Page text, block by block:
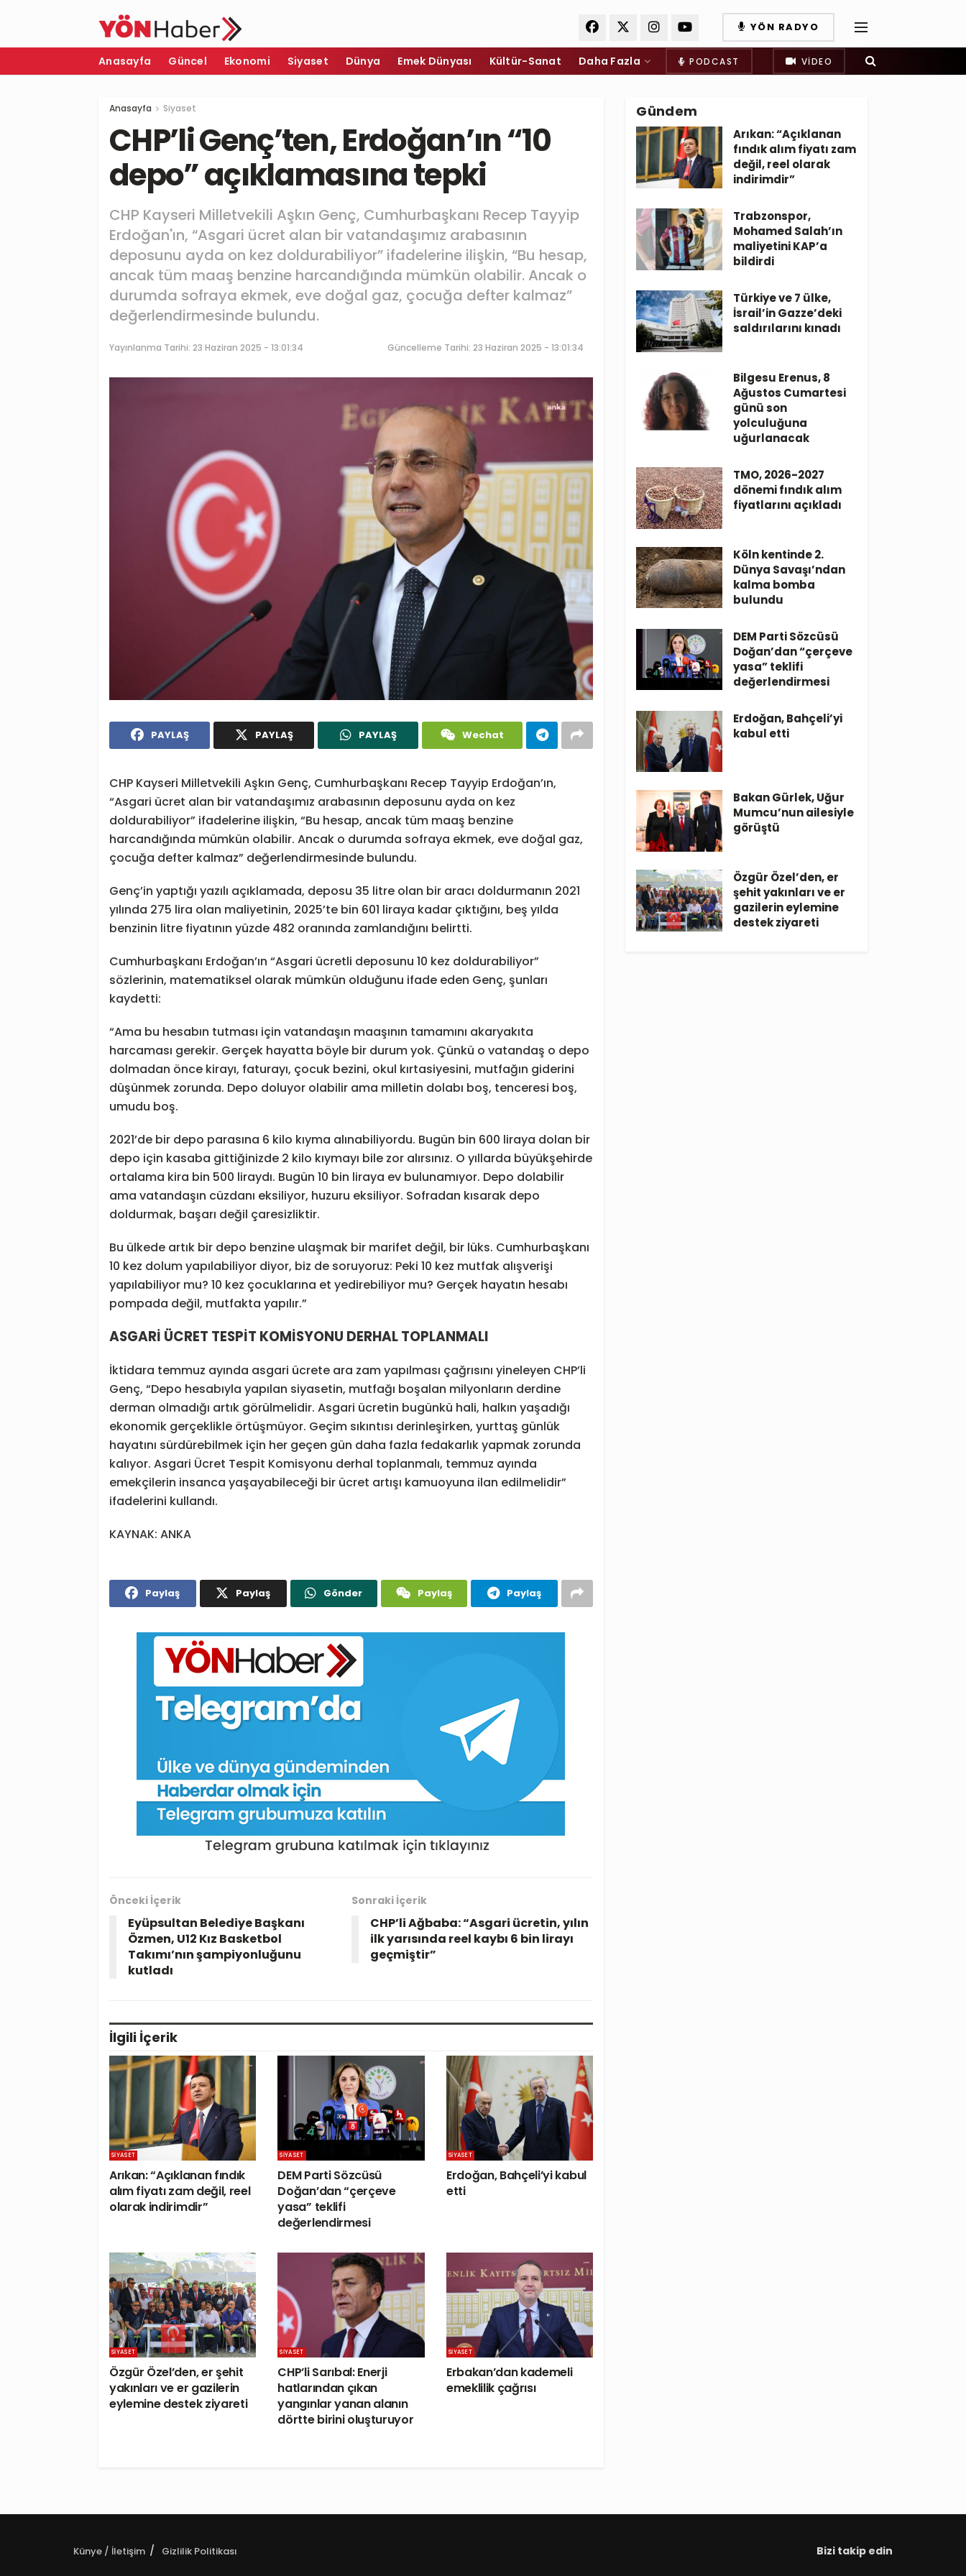
YÖN RADYO
Anasayfa Güncel Ekonomi Siyaset Dünya Emek Dünyası Kültür-Sanat Daha Fazla PODCAST VIDEO
Anasayfa Siyaset
CHP’li Genç’ten, Erdoğan’ın “10
depo” açıklamasına tepki
CHP Kayseri Milletvekili Aşkın Genç, Cumhurbaşkanı Recep Tayyip
Erdoğan'ın, “Asgari ücret alan bir vatandaşımız arabasının
deposunu ayda on kez doldurabiliyor” ifadelerine ilişkin, “Bu hesap,
ancak tüm maaş benzine harcandığında mümkün olabilir. Ancak o
durumda sofraya ekmek, eve doğal gaz, çocuğa defter kalmaz”
değerlendirmesinde bulundu.
Yayınlanma Tarihi: 23 Haziran 2025 - 13:01:34 Güncelleme Tarihi: 23 Haziran 2025 - 13:01:34
PAYLAŞ PAYLAŞ PAYLAŞ Wechat
CHP Kayseri Milletvekili Aşkın Genç, Cumhurbaşkanı Recep Tayyip Erdoğan’ın,
“Asgari ücret alan bir vatandaşımız arabasının deposunu ayda on kez
doldurabiliyor” ifadelerine ilişkin, “Bu hesap, ancak tüm maaş benzine
harcandığında mümkün olabilir. Ancak o durumda sofraya ekmek, eve doğal gaz,
çocuğa defter kalmaz” değerlendirmesinde bulundu.
Genç’in yaptığı yazılı açıklamada, deposu 35 litre olan bir aracı doldurmanın 2021
yılında 275 lira olan maliyetinin, 2025’te bin 601 liraya kadar çıktığını, beş yılda
benzinin litre fiyatının yüzde 482 oranında zamlandığını belirtti.
Cumhurbaşkanı Erdoğan’ın “Asgari ücretli deposunu 10 kez doldurabiliyor”
sözlerinin, matematiksel olarak mümkün olduğunu ifade eden Genç, şunları
kaydetti:
“Ama bu hesabın tutması için vatandaşın maaşının tamamını akaryakıta
harcaması gerekir. Gerçek hayatta böyle bir durum yok. Çünkü o vatandaş o depo
dolmadan önce kirayı, faturayı, çocuk bezini, okul kırtasiyesini, mutfağın giderini
düşünmek zorunda. Depo doluyor olabilir ama milletin dolabı boş, tenceresi boş,
umudu boş.
2021’de bir depo parasına 6 kilo kıyma alınabiliyordu. Bugün bin 600 liraya dolan bir
depo için kasaba gittiğinizde 2 kilo kıymayı bile zor alırsınız. O yıllarda büyükşehirde
ortalama kira bin 500 liraydı. Bugün 10 bin liraya ev bulunamıyor. Depo dolabilir
ama vatandaşın cüzdanı eksiliyor, huzuru eksiliyor. Sofradan kısarak depo
doldurmak, başarı değil çaresizliktir.
Bu ülkede artık bir depo benzine ulaşmak bir marifet değil, bir lüks. Cumhurbaşkanı
10 kez dolum yapılabiliyor diyor, biz de soruyoruz: Peki 10 kez mutfak alışverişi
yapılabiliyor mu? 10 kez çocuklarına et yedirebiliyor mu? Gerçek hayatın hesabı
pompada değil, mutfakta yapılır.”
ASGARİ ÜCRET TESPİT KOMİSYONU DERHAL TOPLANMALI
İktidara temmuz ayında asgari ücrete ara zam yapılması çağrısını yineleyen CHP’li
Genç, “Depo hesabıyla yapılan siyasetin, mutfağı boşalan milyonların derdine
derman olmadığı artık görülmelidir. Asgari ücretin bugünkü hali, halkın yaşadığı
ekonomik gerçeklikle örtüşmüyor. Geçim sıkıntısı derinleşirken, yurttaş günlük
hayatını sürdürebilmek için her geçen gün daha fazla fedakarlık yapmak zorunda
kalıyor. Asgari Ücret Tespit Komisyonu derhal toplanmalı, temmuz ayında
emekçilerin insanca yaşayabileceği bir ücret artışı kamuoyuna ilan edilmelidir”
ifadelerini kullandı.
KAYNAK: ANKA
Paylaş Paylaş Gönder Paylaş Paylaş
Önceki İçerik
Eyüpsultan Belediye Başkanı
Özmen, U12 Kız Basketbol
Takımı’nın şampiyonluğunu
kutladı
Sonraki İçerik
CHP’li Ağbaba: “Asgari ücretin, yılın
ilk yarısında reel kaybı 6 bin lirayı
geçmiştir”
İlgili İçerik
SIYASET
Arıkan: “Açıklanan fındık
alım fiyatı zam değil, reel
olarak indirimdir”
SIYASET
DEM Parti Sözcüsü
Doğan’dan “çerçeve
yasa” teklifi
değerlendirmesi
SIYASET
Erdoğan, Bahçeli’yi kabul
etti
SIYASET
Özgür Özel’den, er şehit
yakınları ve er gazilerin
eylemine destek ziyareti
SIYASET
CHP’li Sarıbal: Enerji
hatlarından çıkan
yangınlar yanan alanın
dörtte birini oluşturuyor
SIYASET
Erbakan’dan kademeli
emeklilik çağrısı
Gündem
Arıkan: “Açıklanan
fındık alım fiyatı zam
değil, reel olarak
indirimdir”
Trabzonspor,
Mohamed Salah’ın
maliyetini KAP’a
bildirdi
Türkiye ve 7 ülke,
İsrail’in Gazze’deki
saldırılarını kınadı
Bilgesu Erenus, 8
Ağustos Cumartesi
günü son
yolculuğuna
uğurlanacak
TMO, 2026-2027
dönemi fındık alım
fiyatlarını açıkladı
Köln kentinde 2.
Dünya Savaşı’ndan
kalma bomba
bulundu
DEM Parti Sözcüsü
Doğan’dan “çerçeve
yasa” teklifi
değerlendirmesi
Erdoğan, Bahçeli’yi
kabul etti
Bakan Gürlek, Uğur
Mumcu’nun ailesiyle
görüştü
Özgür Özel’den, er
şehit yakınları ve er
gazilerin eylemine
destek ziyareti
Künye / İletişim Gizlilik Politikası Bizi takip edin